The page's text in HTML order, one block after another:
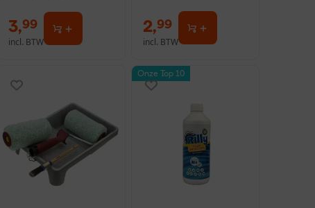
3,99
incl. BTW
2,99
incl. BTW
Onze Top 10